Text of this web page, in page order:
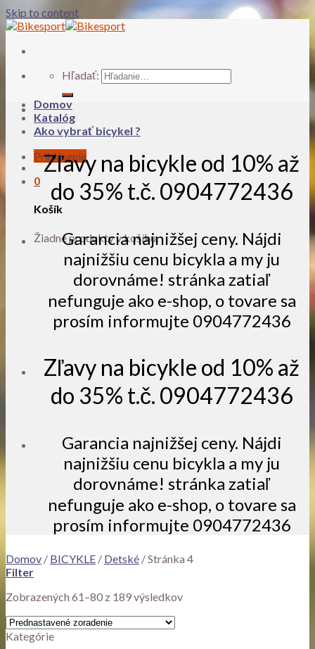
Skip to content
Hľadať:
Domov
Katalóg
Ako vybrať bicykel ?
Prihlásenie
0
Košík
Žiadne produkty v košíku.
Zľavy na bicykle od 10% až
do 35% t.č. 0904772436
Garancia najnižšej ceny. Nájdi
najnižšiu cenu bicykla a my ju
dorovnáme! stránka zatiaľ
nefunguje ako e-shop, o tovare sa
prosím informujte 0904772436
Zľavy na bicykle od 10% až
do 35% t.č. 0904772436
Garancia najnižšej ceny. Nájdi
najnižšiu cenu bicykla a my ju
dorovnáme! stránka zatiaľ
nefunguje ako e-shop, o tovare sa
prosím informujte 0904772436
Domov / BICYKLE / Detské /Stránka 4
Filter
Zobrazených 61–80 z 189 výsledkov
Kategórie